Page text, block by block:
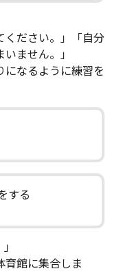
ください。」「自分
ません。」
になるように練習を
する
育館に集合しま